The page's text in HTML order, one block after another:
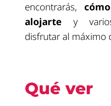
encontrarás,
alojarte y
disfrutar al máximo
Qué ver